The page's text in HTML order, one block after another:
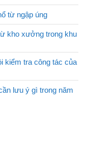
từ ngập úng
kho xưởng trong khu
kiểm tra công tác của
lưu ý gì trong năm